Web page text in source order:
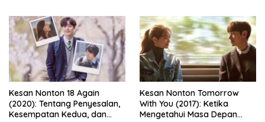
Kesan Nonton 18 Again
(2020): Tentang Penyesalan,
Kesempatan Kedua, dan
Kesan Nonton Tomorrow
With You (2017): Ketika
Mengetahui Masa Depan